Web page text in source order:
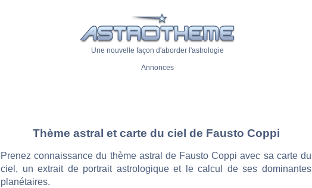
Une nouvelle façon d'aborder l'astrologie
Annonces
Thème astral et carte du ciel de Fausto Coppi
Prenez connaissance du thème astral de Fausto Coppi avec sa carte du
ciel, un extrait de portrait astrologique et le calcul de ses dominantes
planétaires.